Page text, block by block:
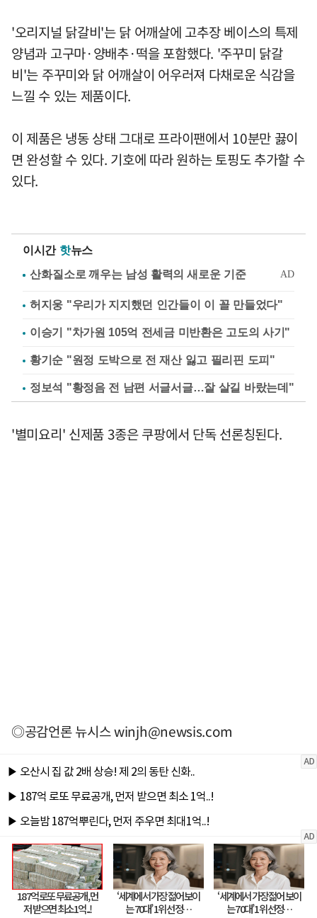
'오리지널 닭갈비'는 닭 어깨살에 고추장 베이스의 특제
양념과 고구마·양배추·떡을 포함했다. '주꾸미 닭갈
비'는 주꾸미와 닭 어깨살이 어우러져 다채로운 식감을
느낄 수 있는 제품이다.
이 제품은 냉동 상태 그대로 프라이팬에서 10분만 끓이
면 완성할 수 있다. 기호에 따라 원하는 토핑도 추가할 수
있다.
이시간 핫뉴스
허지웅 "우리가 지지했던 인간들이 이 꼴 만들었다"
이승기 "차가원 105억 전세금 미반환은 고도의 사기"
황기순 "원정 도박으로 전 재산 잃고 필리핀 도피"
정보석 "황정음 전 남편 서글서글…잘 살길 바랐는데"
'별미요리' 신제품 3종은 쿠팡에서 단독 선론칭된다.
◎공감언론 뉴시스winjh@newsis.com